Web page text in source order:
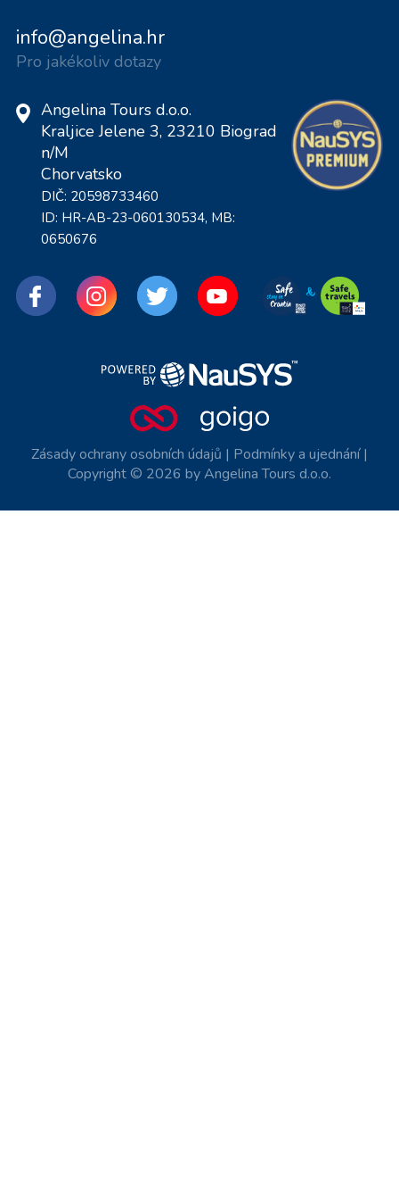
info@angelina.hr
Pro jakékoliv dotazy
Angelina Tours d.o.o.
Kraljice Jelene 3, 23210 Biograd
n/M
Chorvatsko
DIČ: 20598733460
ID: HR-AB-23-060130534, MB:
0650676
Zásady ochrany osobních údajů | Podmínky a ujednání|
Copyright © 2026 by Angelina Tours d.o.o.